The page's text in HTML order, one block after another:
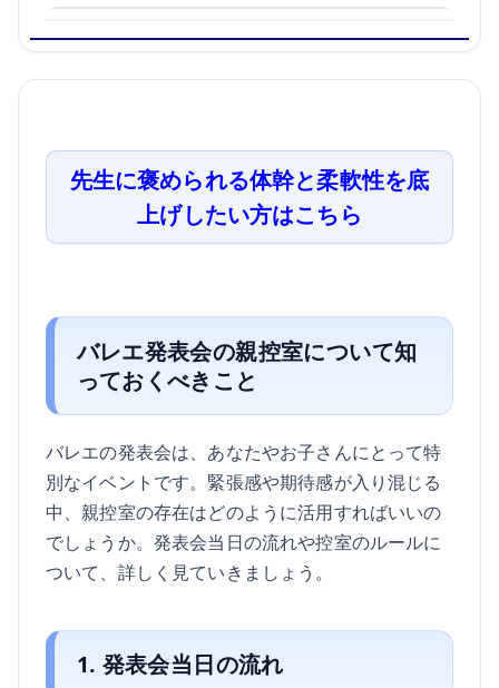
先生に褒められる体幹と柔軟性を底
上げしたい方はこちら
バレエ発表会の親控室について知
っておくべきこと
バレエの発表会は、あなたやお子さんにとって特
別なイベントです。緊張感や期待感が入り混じる
中、親控室の存在はどのように活用すればいいの
でしょうか。発表会当日の流れや控室のルールに
ついて、詳しく見ていきましょう。
1. 発表会当日の流れ